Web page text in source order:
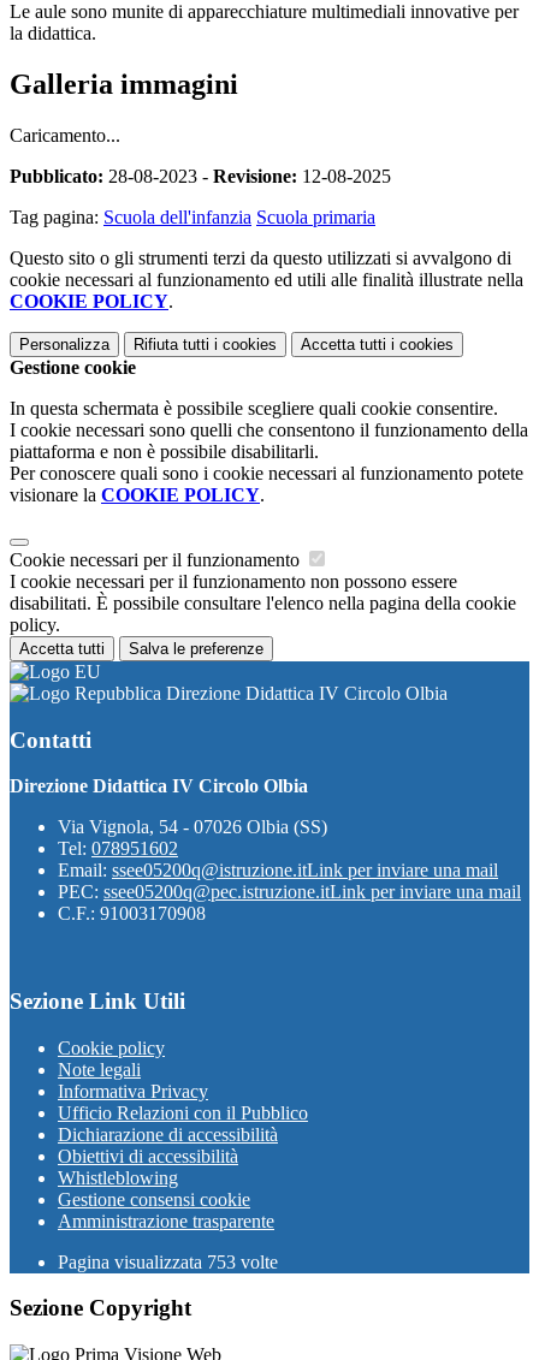
Le aule sono munite di apparecchiature multimediali innovative per
la didattica.
Galleria immagini
Caricamento...
Pubblicato: 28-08-2023 - Revisione: 12-08-2025
Tag pagina: Scuola dell'infanzia Scuola primaria
Questo sito o gli strumenti terzi da questo utilizzati si avvalgono di
cookie necessari al funzionamento ed utili alle finalità illustrate nella
COOKIE POLICY.
Personalizza Rifiuta tutti i cookies Accetta tutti i cookies
Gestione cookie
In questa schermata è possibile scegliere quali cookie consentire.
I cookie necessari sono quelli che consentono il funzionamento della
piattaforma e non è possibile disabilitarli.
Per conoscere quali sono i cookie necessari al funzionamento potete
visionare la COOKIE POLICY.
Cookie necessari per il funzionamento
I cookie necessari per il funzionamento non possono essere
disabilitati. È possibile consultare l'elenco nella pagina della cookie
policy.
Accetta tutti Salva le preferenze
Direzione Didattica IV Circolo Olbia
Contatti
Direzione Didattica IV Circolo Olbia
Via Vignola, 54 - 07026 Olbia (SS)
Tel: 078951602
Email: ssee05200q@istruzione.itLink per inviare una mail
PEC: ssee05200q@pec.istruzione.itLink per inviare una mail
C.F.: 91003170908
Sezione Link Utili
Cookie policy
Note legali
Informativa Privacy
Ufficio Relazioni con il Pubblico
Dichiarazione di accessibilità
Obiettivi di accessibilità
Whistleblowing
Gestione consensi cookie
Amministrazione trasparente
Pagina visualizzata 753 volte
Sezione Copyright